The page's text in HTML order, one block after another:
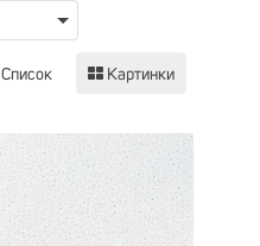
Список Картинки